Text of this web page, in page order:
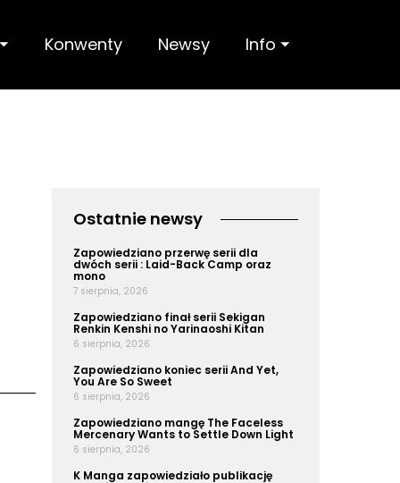
Konwenty Newsy Info ⏷
Ostatnie newsy
Zapowiedziano przerwę serii dla
dwóch serii : Laid-Back Camp oraz
mono
7 sierpnia, 2026
Zapowiedziano finał serii Sekigan
Renkin Kenshi no Yarinaoshi Kitan
6 sierpnia, 2026
Zapowiedziano koniec serii And Yet,
You Are So Sweet
6 sierpnia, 2026
Zapowiedziano mangę The Faceless
Mercenary Wants to Settle Down Light
6 sierpnia, 2026
K Manga zapowiedziało publikację